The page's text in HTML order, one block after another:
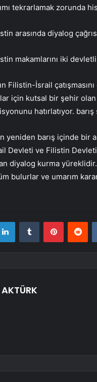
tekrarlamak zorunda
arasında diyalog
makamlarını iki
Filistin-İsrail
için kutsal bir şehir
hatırlatıyor.
yeniden barış içinde
Devleti ve Filistin
diyalog kurma
bulurlar ve umarım
LinkedInTumblr Pinterest